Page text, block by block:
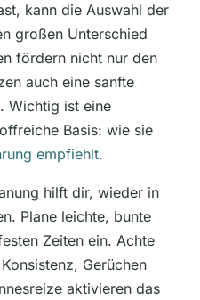
kann die Auswahl der
großen Unterschied
fördern nicht nur den
auch eine sanfte
Wichtig ist eine
Basis: wie sie
empfiehlt.
hilft dir, wieder in
Plane leichte, bunte
Zeiten ein. Achte
Gerüchen
aktivieren das